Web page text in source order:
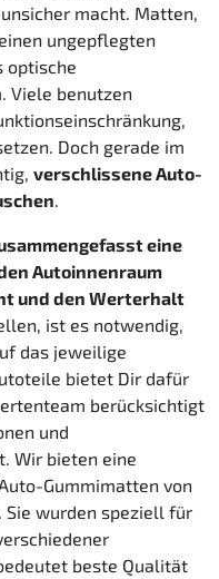
macht. Matten,
ungepflegten
optische
Viele benutzen
Doch gerade im
verschlissene Auto-
eine
Autoinnenraum
und den Werterhalt
ist es notwendig,
das jeweilige
bietet Dir dafür
berücksichtigt
und
Wir bieten eine
Gummimatten von
wurden speziell für
beste Qualität